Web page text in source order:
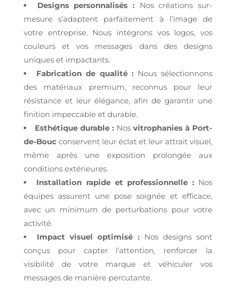
Designs personnalisés : Nos créations sur-
mesure s’adaptent parfaitement à l’image de
votre entreprise. Nous intégrons vos logos, vos
couleurs et vos messages dans des designs
uniques et impactants.
Fabrication de qualité :Nous sélectionnons
des matériaux premium, reconnus pour leur
résistance et leur élégance, afin de garantir une
finition impeccable et durable.
Esthétique durable : Nosvitrophanies à Port-
de-Boucconservent leur éclat et leur attrait visuel,
même après une exposition prolongée aux
conditions extérieures.
Installation rapide et professionnelle :Nos
équipes assurent une pose soignée et efficace,
avec un minimum de perturbations pour votre
activité.
Impact visuel optimisé :Nos designs sont
conçus pour capter l’attention, renforcer la
visibilité de votre marque et véhiculer vos
messages de manière percutante.